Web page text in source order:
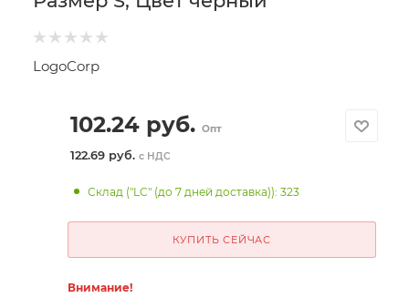
LogoCorp
102.24руб. Опт
122.69 руб. с НДС
Склад ("LC" (до 7 дней доставка)): 323
КУПИТЬ СЕЙЧАС
Внимание!